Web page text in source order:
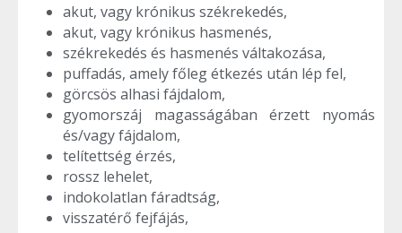
akut, vagy krónikus székrekedés,
akut, vagy krónikus hasmenés,
székrekedés és hasmenés váltakozása,
puffadás, amely főleg étkezés után lép fel,
görcsös alhasi fájdalom,
gyomorszáj magasságában érzett nyomás
és/vagy fájdalom,
telítettség érzés,
rossz lehelet,
indokolatlan fáradtság,
visszatérő fejfájás,